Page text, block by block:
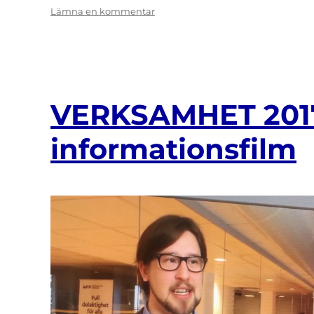
Lämna en kommentartill
VERKSAMHET
informationsfilm